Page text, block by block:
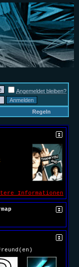
Angemeldet bleiben?
Regeln
Informationen